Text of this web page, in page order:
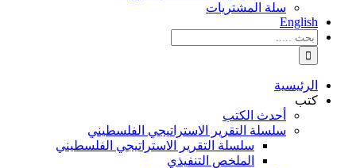
سلة المشتريات
English
نتائج
البحث
بالنسبة
الي
:
الرئيسية
كتب
أحدث الكتب
سلسلة التقرير الاستراتيجي الفلسطيني
سلسلة التقرير الاستراتيجي الفلسطيني
الملخص التنفيذي